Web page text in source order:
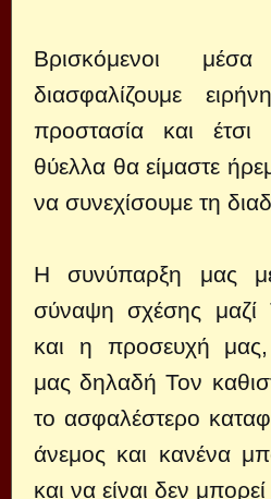
Βρισκόμενοι
διασφαλίζουμε
προστασία και
θύελλα θα είμαστε
να συνεχίσουμε τη
Η συνύπαρξη μας
σύναψη σχέσης μαζί
και η προσευχή
μας δηλαδή Τον
το ασφαλέστερο
άνεμος και κανένα
και να είναι δεν